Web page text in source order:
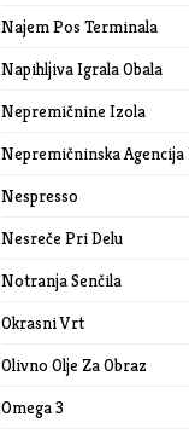
Najem Pos Terminala
Napihljiva Igrala Obala
Nepremičnine Izola
Nepremičninska Agencija
Nespresso
Nesreče Pri Delu
Notranja Senčila
Okrasni Vrt
Olivno Olje Za Obraz
Omega 3